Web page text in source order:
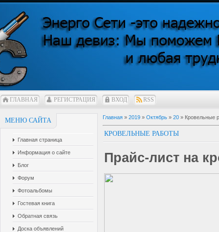
ГЛАВНАЯ РЕГИСТРАЦИЯ ВХОД RSS
МЕНЮ САЙТА
Главная страница
Информация о сайте
Блог
Форум
Фотоальбомы
Гостевая книга
Обратная связь
Доска объявлений
Главная » 2019 » Октябрь » 20 » Кровельные
КРОВЕЛЬНЫЕ РАБОТЫ
Прайс-лист на